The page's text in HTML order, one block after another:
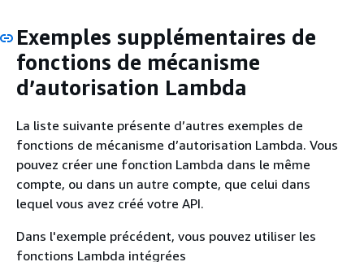
Exemples supplémentaires de
fonctions de mécanisme
d’autorisation Lambda
La liste suivante présente d’autres exemples de
fonctions de mécanisme d’autorisation Lambda. Vous
pouvez créer une fonction Lambda dans le même
compte, ou dans un autre compte, que celui dans
lequel vous avez créé votre API.
Dans l'exemple précédent, vous pouvez utiliser les
fonctions Lambda intégrées